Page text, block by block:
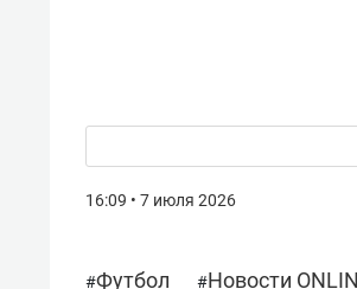
16:09 • 7 июля 2026
#Футбол #Новости